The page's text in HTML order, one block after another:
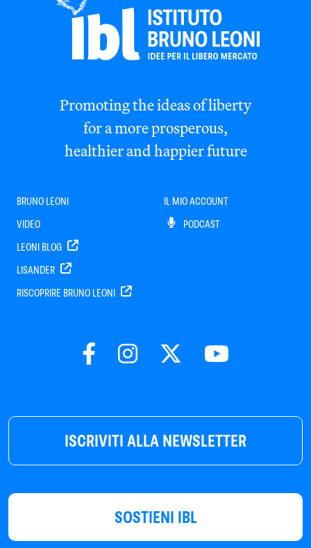
ISCRIVITI ALLA NEWSLETTER
SOSTIENI IBL
Promoting the ideas of liberty
for a more prosperous,
healthier and happier future
BRUNO LEONI
VIDEO
LEONI BLOG
LISANDER
RISCOPRIRE BRUNO LEONI
IL MIO ACCOUNT
PODCAST